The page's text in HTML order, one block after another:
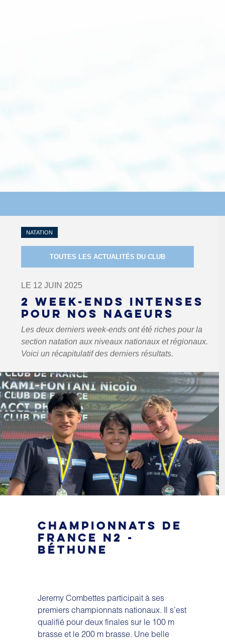
NATATION
TOUTES LES ACTUALITÉS DU CLUB
LE 12 JUIN 2025
2 WEEK-ENDS INTENSES
POUR NOS NAGEURS
Les deux derniers week-ends ont été riches pour la
section natation aux niveaux nationaux et régionaux.
Voici un récapitulatif des derniers résultats.
CHAMPIONNATS DE
FRANCE N2 -
BÉTHUNE
Jeremy Combettes participait à ses
premiers championnats nationaux. Il s’est
qualifié pour deux finales sur le 100 m
brasse et le 200 m brasse. Une belle